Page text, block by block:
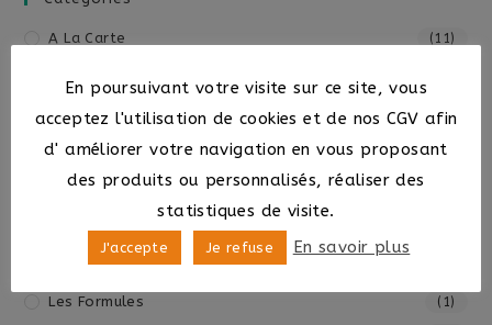
A La Carte (11)
Création Graphiques
Formations Conseils
Idée Cadeau De Noël
Impression À La Demande
Les Formules (1)
En poursuivant votre visite sur ce site, vous
acceptez l'utilisation de cookies et de nos CGV afin
d' améliorer votre navigation en vous proposant
des produits ou personnalisés, réaliser des
statistiques de visite.
J'accepte Je refuse En savoir plus